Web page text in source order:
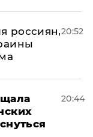
россиян,20:52
20:44